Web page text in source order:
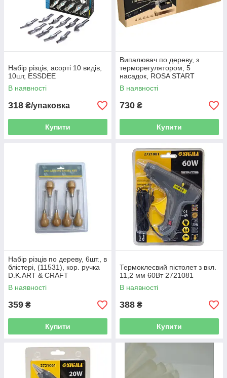
Набір різців, асорті 10 видів,
10шт, ESSDEE
В наявності
318 ₴/упаковка
Купити
Випалювач по дереву, з
терморегулятором, 5
насадок, ROSA START
В наявності
730 ₴
Купити
Набір різців по дереву, 6шт., в
блістері, (11531), кор. ручка
D.K.ART & CRAFT
В наявності
359 ₴
Купити
Термоклеєвий пістолет з вкл.
11,2 мм 60Вт 2721081
В наявності
388 ₴
Купити